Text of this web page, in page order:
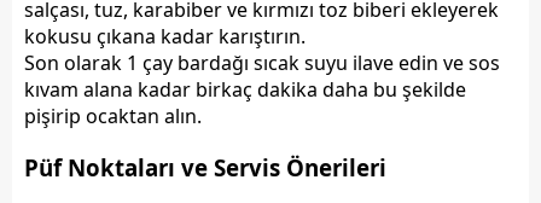
salçası, tuz, karabiber ve kırmızı toz biberi ekleyerek
kokusu çıkana kadar karıştırın.
Son olarak 1 çay bardağı sıcak suyu ilave edin ve sos
kıvam alana kadar birkaç dakika daha bu şekilde
pişirip ocaktan alın.
Püf Noktaları ve Servis Önerileri